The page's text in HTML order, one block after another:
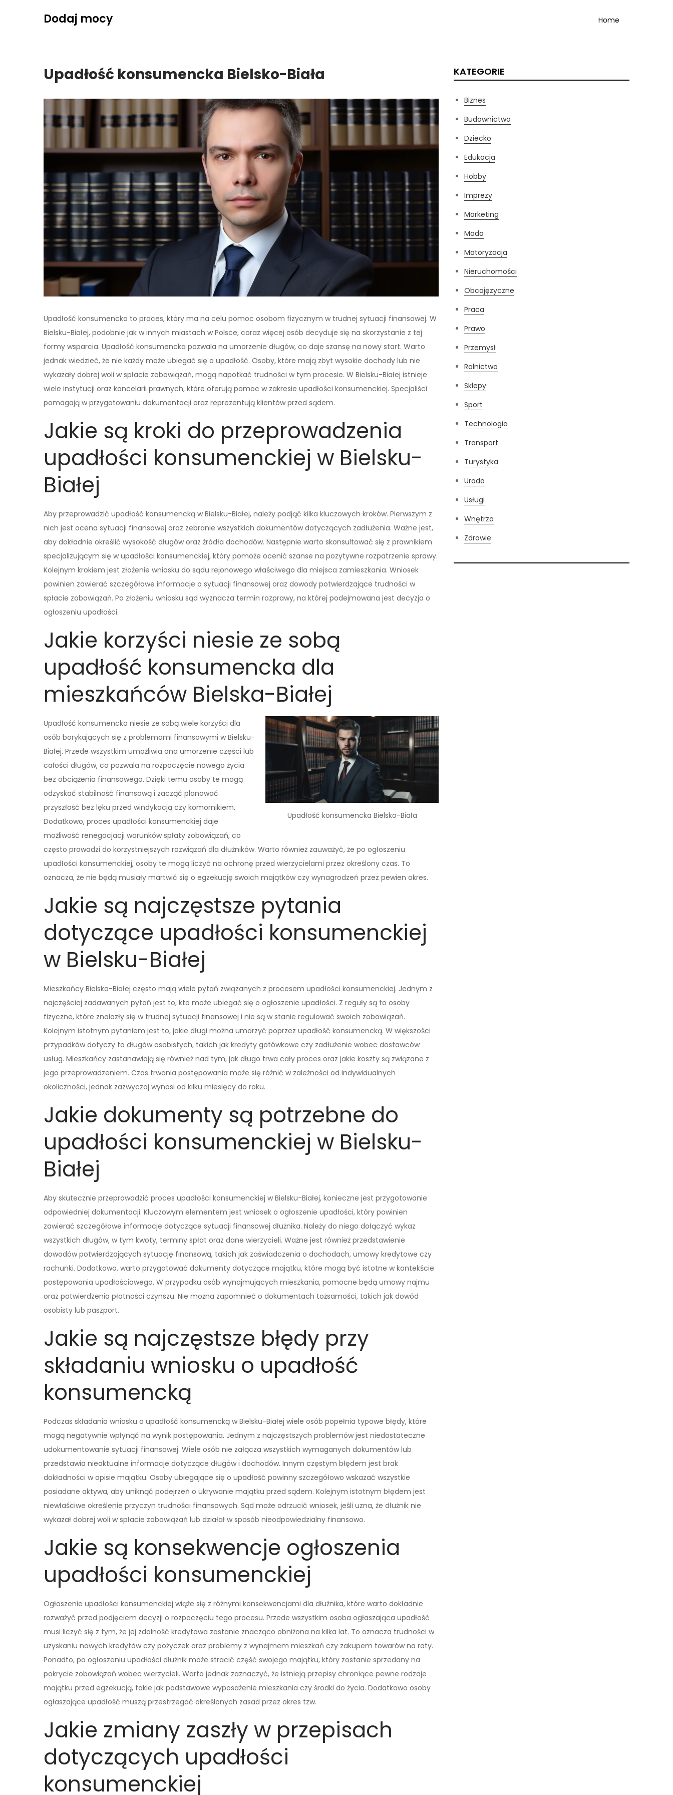
Dodaj mocy Home
Upadłość konsumencka Bielsko-Biała
Upadłość konsumencka to proces, który ma na celu pomoc osobom fizycznym w trudnej sytuacji finansowej. W
Bielsku-Białej, podobnie jak w innych miastach w Polsce, coraz więcej osób decyduje się na skorzystanie z tej
formy wsparcia. Upadłość konsumencka pozwala na umorzenie długów, co daje szansę na nowy start. Warto
jednak wiedzieć, że nie każdy może ubiegać się o upadłość. Osoby, które mają zbyt wysokie dochody lub nie
wykazały dobrej woli w spłacie zobowiązań, mogą napotkać trudności w tym procesie. W Bielsku-Białej istnieje
wiele instytucji oraz kancelarii prawnych, które oferują pomoc w zakresie upadłości konsumenckiej. Specjaliści
pomagają w przygotowaniu dokumentacji oraz reprezentują klientów przed sądem.
Jakie są kroki do przeprowadzenia
upadłości konsumenckiej w Bielsku-
Białej
Aby przeprowadzić upadłość konsumencką w Bielsku-Białej, należy podjąć kilka kluczowych kroków. Pierwszym z
nich jest ocena sytuacji finansowej oraz zebranie wszystkich dokumentów dotyczących zadłużenia. Ważne jest,
aby dokładnie określić wysokość długów oraz źródła dochodów. Następnie warto skonsultować się z prawnikiem
specjalizującym się w upadłości konsumenckiej, który pomoże ocenić szanse na pozytywne rozpatrzenie sprawy.
Kolejnym krokiem jest złożenie wniosku do sądu rejonowego właściwego dla miejsca zamieszkania. Wniosek
powinien zawierać szczegółowe informacje o sytuacji finansowej oraz dowody potwierdzające trudności w
spłacie zobowiązań. Po złożeniu wniosku sąd wyznacza termin rozprawy, na której podejmowana jest decyzja o
ogłoszeniu upadłości.
Jakie korzyści niesie ze sobą
upadłość konsumencka dla
mieszkańców Bielska-Białej
Upadłość konsumencka Bielsko-Biała
Upadłość konsumencka niesie ze sobą wiele korzyści dla
osób borykających się z problemami finansowymi w Bielsku-
Białej. Przede wszystkim umożliwia ona umorzenie części lub
całości długów, co pozwala na rozpoczęcie nowego życia
bez obciążenia finansowego. Dzięki temu osoby te mogą
odzyskać stabilność finansową i zacząć planować
przyszłość bez lęku przed windykacją czy komornikiem.
Dodatkowo, proces upadłości konsumenckiej daje
możliwość renegocjacji warunków spłaty zobowiązań, co
często prowadzi do korzystniejszych rozwiązań dla dłużników. Warto również zauważyć, że po ogłoszeniu
upadłości konsumenckiej, osoby te mogą liczyć na ochronę przed wierzycielami przez określony czas. To
oznacza, że nie będą musiały martwić się o egzekucję swoich majątków czy wynagrodzeń przez pewien okres.
Jakie są najczęstsze pytania
dotyczące upadłości konsumenckiej
w Bielsku-Białej
Mieszkańcy Bielska-Białej często mają wiele pytań związanych z procesem upadłości konsumenckiej. Jednym z
najczęściej zadawanych pytań jest to, kto może ubiegać się o ogłoszenie upadłości. Z reguły są to osoby
fizyczne, które znalazły się w trudnej sytuacji finansowej i nie są w stanie regulować swoich zobowiązań.
Kolejnym istotnym pytaniem jest to, jakie długi można umorzyć poprzez upadłość konsumencką. W większości
przypadków dotyczy to długów osobistych, takich jak kredyty gotówkowe czy zadłużenie wobec dostawców
usług. Mieszkańcy zastanawiają się również nad tym, jak długo trwa cały proces oraz jakie koszty są związane z
jego przeprowadzeniem. Czas trwania postępowania może się różnić w zależności od indywidualnych
okoliczności, jednak zazwyczaj wynosi od kilku miesięcy do roku.
Jakie dokumenty są potrzebne do
upadłości konsumenckiej w Bielsku-
Białej
Aby skutecznie przeprowadzić proces upadłości konsumenckiej w Bielsku-Białej, konieczne jest przygotowanie
odpowiedniej dokumentacji. Kluczowym elementem jest wniosek o ogłoszenie upadłości, który powinien
zawierać szczegółowe informacje dotyczące sytuacji finansowej dłużnika. Należy do niego dołączyć wykaz
wszystkich długów, w tym kwoty, terminy spłat oraz dane wierzycieli. Ważne jest również przedstawienie
dowodów potwierdzających sytuację finansową, takich jak zaświadczenia o dochodach, umowy kredytowe czy
rachunki. Dodatkowo, warto przygotować dokumenty dotyczące majątku, które mogą być istotne w kontekście
postępowania upadłościowego. W przypadku osób wynajmujących mieszkania, pomocne będą umowy najmu
oraz potwierdzenia płatności czynszu. Nie można zapomnieć o dokumentach tożsamości, takich jak dowód
osobisty lub paszport.
Jakie są najczęstsze błędy przy
składaniu wniosku o upadłość
konsumencką
Podczas składania wniosku o upadłość konsumencką w Bielsku-Białej wiele osób popełnia typowe błędy, które
mogą negatywnie wpłynąć na wynik postępowania. Jednym z najczęstszych problemów jest niedostateczne
udokumentowanie sytuacji finansowej. Wiele osób nie załącza wszystkich wymaganych dokumentów lub
przedstawia nieaktualne informacje dotyczące długów i dochodów. Innym częstym błędem jest brak
dokładności w opisie majątku. Osoby ubiegające się o upadłość powinny szczegółowo wskazać wszystkie
posiadane aktywa, aby uniknąć podejrzeń o ukrywanie majątku przed sądem. Kolejnym istotnym błędem jest
niewłaściwe określenie przyczyn trudności finansowych. Sąd może odrzucić wniosek, jeśli uzna, że dłużnik nie
wykazał dobrej woli w spłacie zobowiązań lub działał w sposób nieodpowiedzialny finansowo.
Jakie są konsekwencje ogłoszenia
upadłości konsumenckiej
Ogłoszenie upadłości konsumenckiej wiąże się z różnymi konsekwencjami dla dłużnika, które warto dokładnie
rozważyć przed podjęciem decyzji o rozpoczęciu tego procesu. Przede wszystkim osoba ogłaszająca upadłość
musi liczyć się z tym, że jej zdolność kredytowa zostanie znacząco obniżona na kilka lat. To oznacza trudności w
uzyskaniu nowych kredytów czy pożyczek oraz problemy z wynajmem mieszkań czy zakupem towarów na raty.
Ponadto, po ogłoszeniu upadłości dłużnik może stracić część swojego majątku, który zostanie sprzedany na
pokrycie zobowiązań wobec wierzycieli. Warto jednak zaznaczyć, że istnieją przepisy chroniące pewne rodzaje
majątku przed egzekucją, takie jak podstawowe wyposażenie mieszkania czy środki do życia. Dodatkowo osoby
ogłaszające upadłość muszą przestrzegać określonych zasad przez okres tzw.
Jakie zmiany zaszły w przepisach
dotyczących upadłości
konsumenckiej
KATEGORIE
Biznes
Budownictwo
Dziecko
Edukacja
Hobby
Imprezy
Marketing
Moda
Motoryzacja
Nieruchomości
Obcojęzyczne
Praca
Prawo
Przemysł
Rolnictwo
Sklepy
Sport
Technologia
Transport
Turystyka
Uroda
Usługi
Wnętrza
Zdrowie